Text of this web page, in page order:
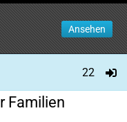
Ansehen
22
Familien